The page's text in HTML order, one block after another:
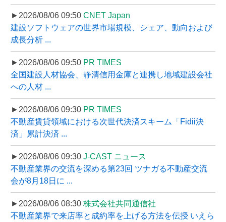
►2026/08/06 09:50 CNET Japan
建設ソフトウェアの世界市場規模、シェア、動向および
成長分析 ...
►2026/08/06 09:50 PR TIMES
全国建設人材協会、静清信用金庫と連携し地域建設会社
への人材 ...
►2026/08/06 09:30 PR TIMES
不動産賃貸領域における次世代決済スキーム「Fidii決
済」累計決済 ...
►2026/08/06 09:30 J-CAST ニュース
不動産業界の交流を深める第23回 ツナガる不動産交流
会が8月18日に ...
►2026/08/06 08:30 株式会社共同通信社
不動産業界で来店率と成約率を上げる方法を伝授 いえら